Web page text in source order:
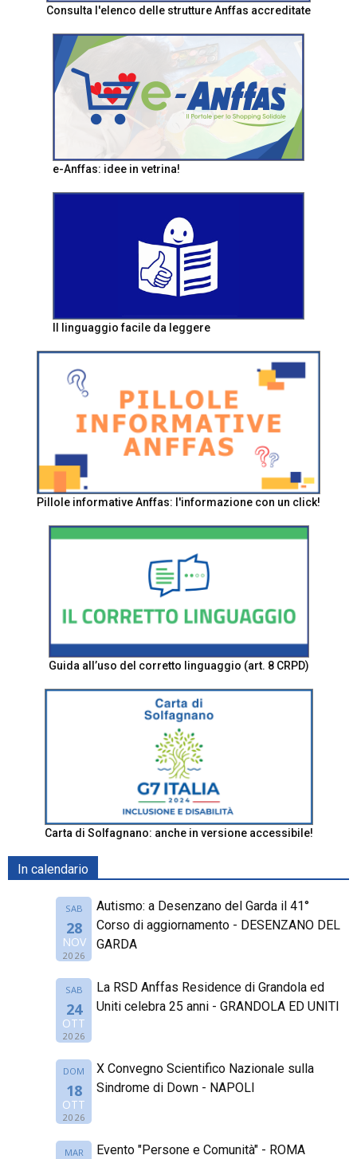
Consulta l'elenco delle strutture Anffas accreditate
e-Anffas: idee in vetrina!
Il linguaggio facile da leggere
Pillole informative Anffas: l'informazione con un click!
Guida all’uso del corretto linguaggio (art. 8 CRPD)
Carta di Solfagnano: anche in versione accessibile!
In calendario
SAB
28
NOV
2026
Autismo: a Desenzano del Garda il 41°
Corso di aggiornamento - DESENZANO DEL
GARDA
SAB
24
OTT
2026
La RSD Anffas Residence di Grandola ed
Uniti celebra 25 anni - GRANDOLA ED UNITI
DOM
18
OTT
2026
X Convegno Scientifico Nazionale sulla
Sindrome di Down - NAPOLI
MAR Evento "Persone e Comunità" - ROMA